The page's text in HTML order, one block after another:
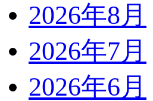
2026年8月
2026年7月
2026年6月